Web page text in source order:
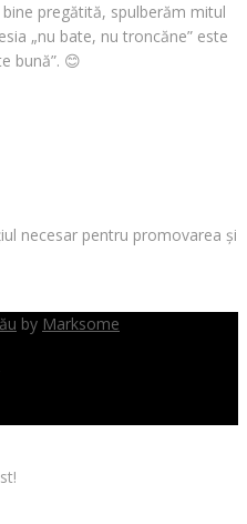
pregătită, spulberăm mitul
„nu bate, nu troncăne” este
bună”. 😊
necesar pentru promovarea și
by Marksome